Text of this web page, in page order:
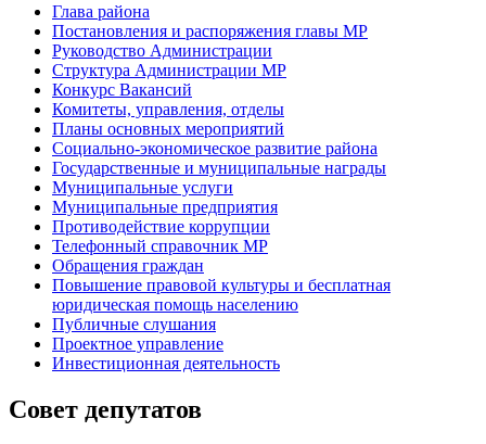
Глава района
Постановления и распоряжения главы МР
Руководство Администрации
Структура Администрации МР
Конкурс Вакансий
Комитеты, управления, отделы
Планы основных мероприятий
Социально-экономическое развитие района
Государственные и муниципальные награды
Муниципальные услуги
Муниципальные предприятия
Противодействие коррупции
Телефонный справочник МР
Обращения граждан
Повышение правовой культуры и бесплатная
юридическая помощь населению
Публичные слушания
Проектное управление
Инвестиционная деятельность
Совет депутатов